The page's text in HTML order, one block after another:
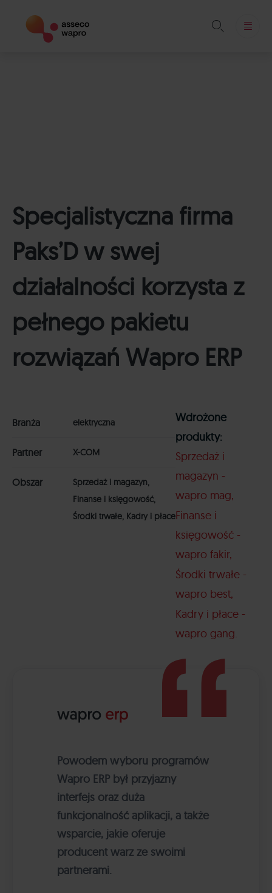

Specjalistyczna firma
Paks’D w swej
działalności korzysta z
pełnego pakietu
rozwiązań Wapro ERP
Branża elektryczna
Partner X-COM
Obszar
Sprzedaż i magazyn,
Finanse i księgowość,
Środki trwałe, Kadry i płace
Wdrożone
produkty:
Sprzedaż i
magazyn -
wapro mag
Finanse i
księgowość -
wapro fakir
Środki trwałe -
wapro best
Kadry i płace -
wapro gang
Powodem wyboru programów
Wapro ERP był przyjazny
interfejs oraz duża
funkcjonalność aplikacji, a także
wsparcie, jakie oferuje
producent warz ze swoimi
partnerami.